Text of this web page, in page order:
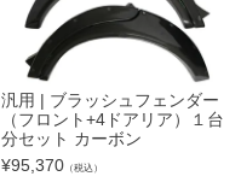
汎用 | ブラッシュフェンダー
（フロント+4ドアリア）１台
分セット カーボン
¥95,370 （税込）